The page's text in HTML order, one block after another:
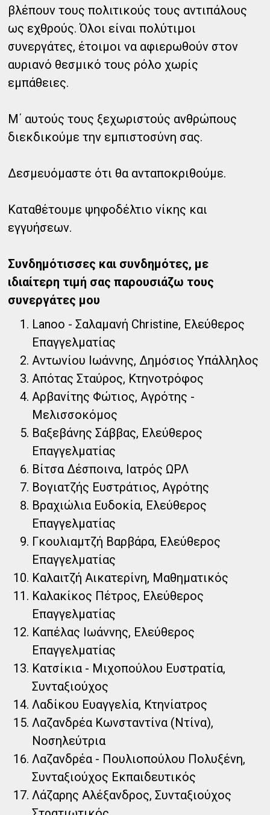
βλέπουν τους πολιτικούς τους αντιπάλους
ως εχθρούς. Όλοι είναι πολύτιμοι
συνεργάτες, έτοιμοι να αφιερωθούν στον
αυριανό θεσμικό τους ρόλο χωρίς
εμπάθειες.
Μ΄ αυτούς τους ξεχωριστούς ανθρώπους
διεκδικούμε την εμπιστοσύνη σας.
Δεσμευόμαστε ότι θα ανταποκριθούμε.
Καταθέτουμε ψηφοδέλτιο νίκης και
εγγυήσεων.
Συνδημότισσες και συνδημότες, με
ιδιαίτερη τιμή σας παρουσιάζω τους
συνεργάτες μου
Lanoo - Σαλαμανή Christine, Ελεύθερος
Επαγγελματίας
Αντωνίου Ιωάννης, Δημόσιος Υπάλληλος
Απότας Σταύρος, Κτηνοτρόφος
Αρβανίτης Φώτιος, Αγρότης -
Μελισσοκόμος
Βαξεβάνης Σάββας, Ελεύθερος
Επαγγελματίας
Βίτσα Δέσποινα, Ιατρός ΩΡΛ
Βογιατζής Ευστράτιος, Αγρότης
Βραχιώλια Ευδοκία, Ελεύθερος
Επαγγελματίας
Γκουλιαμτζή Βαρβάρα, Ελεύθερος
Επαγγελματίας
Καλαιτζή Αικατερίνη, Μαθηματικός
Καλακίκος Πέτρος, Ελεύθερος
Επαγγελματίας
Καπέλας Ιωάννης, Ελεύθερος
Επαγγελματίας
Κατσίκια - Μιχοπούλου Ευστρατία,
Συνταξιούχος
Λαδίκου Ευαγγελία, Κτηνίατρος
Λαζανδρέα Κωνσταντίνα (Ντίνα),
Νοσηλεύτρια
Λαζανδρέα - Πουλιοπούλου Πολυξένη,
Συνταξιούχος Εκπαιδευτικός
Λάζαρης Αλέξανδρος, Συνταξιούχος